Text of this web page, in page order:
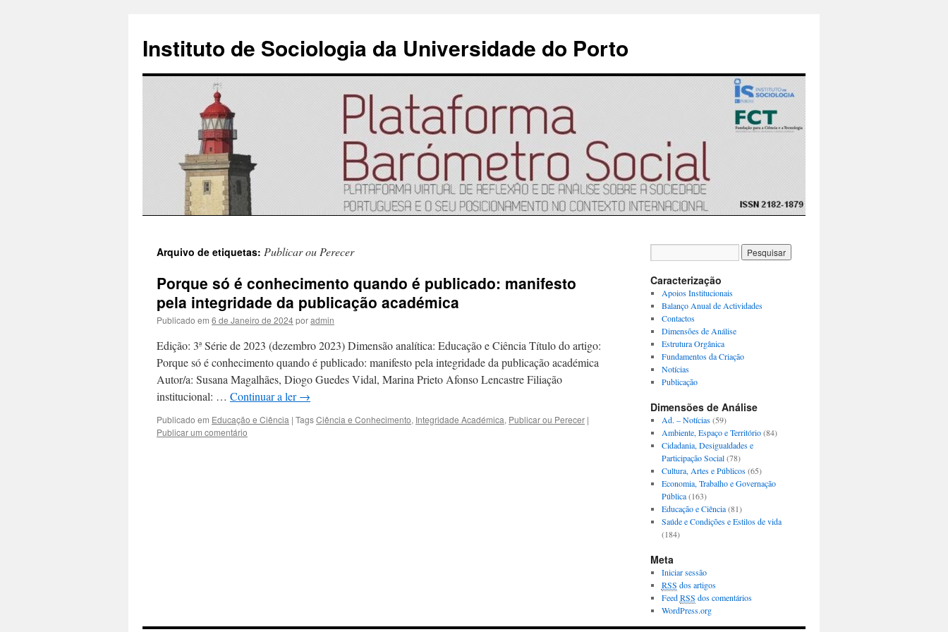
Instituto de Sociologia da Universidade do Porto
para
conteúdo
Arquivo de etiquetas: Publicar ou Perecer
Porque só é conhecimento quando é publicado: manifesto
pela integridade da publicação académica
Publicado em 6 de Janeiro de 2024poradmin
Edição: 3ª Série de 2023 (dezembro 2023) Dimensão analítica: Educação e Ciência Título do artigo:
Porque só é conhecimento quando é publicado: manifesto pela integridade da publicação académica
Autor/a: Susana Magalhães, Diogo Guedes Vidal, Marina Prieto Afonso Lencastre Filiação
institucional: … Continuar a ler→
Publicado em Educação e Ciência | TagsCiência e Conhecimento, Integridade Académica, Publicar ou Perecer |
Publicar um comentário
Caracterização
Apoios Institucionais
Balanço Anual de Actividades
Contactos
Dimensões de Análise
Estrutura Orgânica
Fundamentos da Criação
Notícias
Publicação
Dimensões de Análise
Ad. – Notícias(59)
Ambiente, Espaço e Território(84)
Cidadania, Desigualdades e
Participação Social(78)
Cultura, Artes e Públicos(65)
Economia, Trabalho e Governação
Pública(163)
Educação e Ciência(81)
Saúde e Condições e Estilos de vida
(184)
Meta
Iniciar sessão
RSS dos artigos
FeedRSS dos comentários
WordPress.org